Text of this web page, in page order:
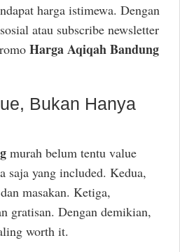
harga istimewa. Dengan
atau subscribe newsletter
Harga Aqiqah Bandung
Bukan Hanya
murah belum tentu value
saja yang included. Kedua,
masakan. Ketiga,
gratisan. Dengan demikian,
worth it.